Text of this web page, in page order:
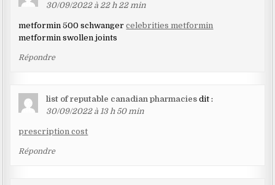
30/09/2022 à 22 h 22 min
metformin 500 schwangercelebrities metformin
metformin swollen joints
Répondre
list of reputable canadian pharmacies dit :
30/09/2022 à 13 h 50 min
prescription cost
Répondre